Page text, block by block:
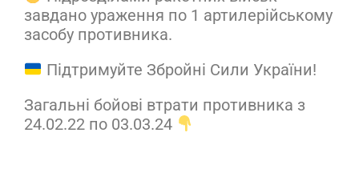
завдано ураження по 1 артилерійському
засобу противника.
Підтримуйте Збройні Сили України!
Загальні бойові втрати противника з
24.02.22 по 03.03.24